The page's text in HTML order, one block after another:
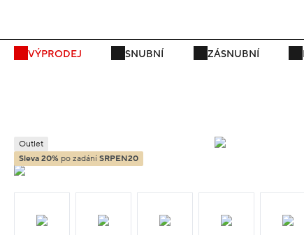
VÝPRODEJ SNUBNÍ ZÁSNUBNÍ
Outlet
Sleva 20% po zadání SRPEN20